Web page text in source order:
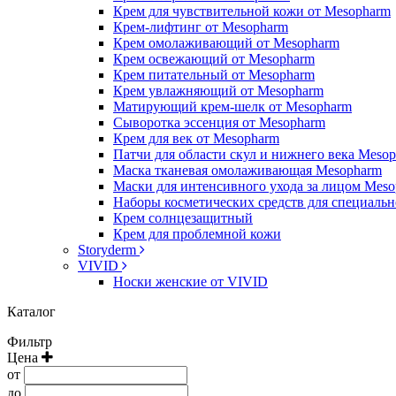
Крем для чувствительной кожи от Mesopharm
Крем-лифтинг от Mesopharm
Крем омолаживающий от Mesopharm
Крем освежающий от Mesopharm
Крем питательный от Mesopharm
Крем увлажняющий от Mesopharm
Матирующий крем-шелк от Mesopharm
Сыворотка эссенция от Mesopharm
Крем для век от Mesopharm
Патчи для области скул и нижнего века
Маска тканевая омолаживающая Mesopharm
Маски для интенсивного ухода за лицом
Наборы косметических средств для
Крем солнцезащитный
Крем для проблемной кожи
Storyderm
VIVID
Носки женские от VIVID
Каталог
Фильтр
Цена
от
до